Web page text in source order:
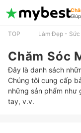
TOP Làm Đẹp - Sức
Chăm Sóc
Đây là danh sách
Chúng tôi cung cấp
những sản phẩm như
tay, v.v.